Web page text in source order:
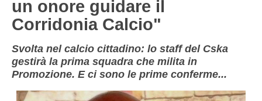
un onore guidare il
Corridonia Calcio"
Svolta nel calcio cittadino: lo staff del Cska
gestirà la prima squadra che milita in
Promozione. E ci sono le prime conferme...